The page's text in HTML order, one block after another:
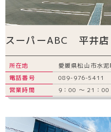
スーパーABC 平井店
所在地
愛媛県松山市水
電話番号
089-976-5411
営業時間
9：00 ～ 21：00